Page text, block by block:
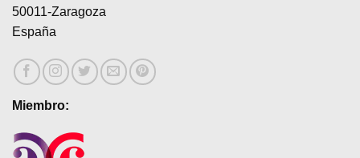
50011-Zaragoza
España
Miembro: